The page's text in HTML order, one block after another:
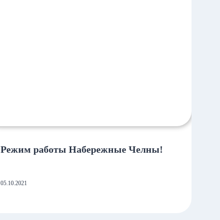
Режим работы Набережные Челны!
05.10.2021